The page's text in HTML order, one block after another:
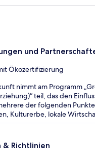
und
Ökozertifizierung
nimmt am Programm
teil, das den
der folgenden
Kulturerbe, lokale
& Richtlinien